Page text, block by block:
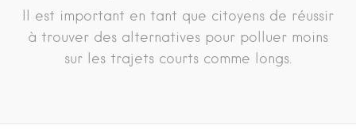
Il est important en tant que citoyens de réussir
à trouver des alternatives pour polluer moins
sur les trajets courts comme longs.